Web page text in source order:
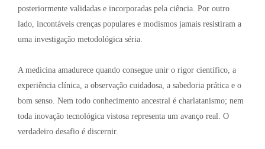
posteriormente validadas e incorporadas pela ciência. Por outro
lado, incontáveis crenças populares e modismos jamais resistiram a
uma investigação metodológica séria.
A medicina amadurece quando consegue unir o rigor científico, a
experiência clínica, a observação cuidadosa, a sabedoria prática e o
bom senso. Nem todo conhecimento ancestral é charlatanismo; nem
toda inovação tecnológica vistosa representa um avanço real. O
verdadeiro desafio é discernir.